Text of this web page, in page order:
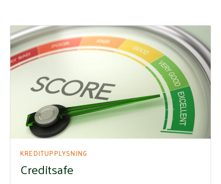
KREDITUPPLYSNING
Creditsafe